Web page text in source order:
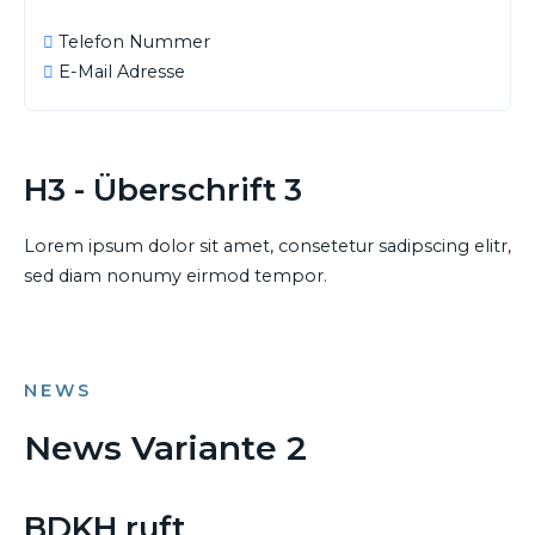
Telefon Nummer
E-Mail Adresse
H3 - Überschrift 3
Lorem ipsum dolor sit amet, consetetur sadipscing elitr,
sed diam nonumy eirmod tempor.
NEWS
News Variante 2